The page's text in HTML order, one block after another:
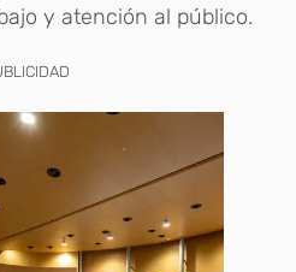
y atención al público.